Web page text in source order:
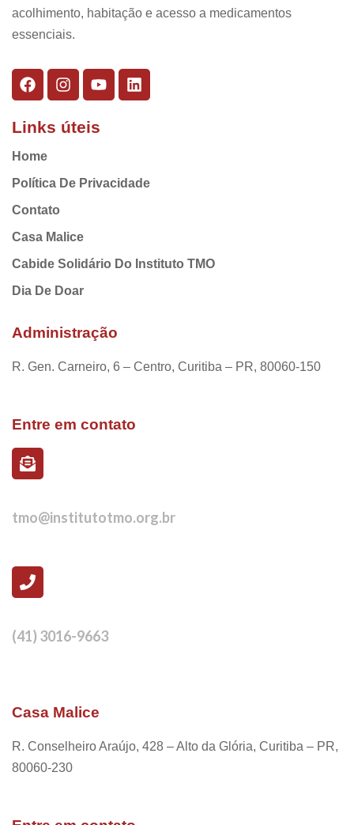
acolhimento, habitação e acesso a medicamentos
essenciais.
Links úteis
Home
Política De Privacidade
Contato
Casa Malice
Cabide Solidário Do Instituto TMO
Dia De Doar
Administração
R. Gen. Carneiro, 6 – Centro, Curitiba – PR, 80060-150
Entre em contato
tmo@institutotmo.org.br
(41) 3016-9663
Casa Malice
R. Conselheiro Araújo, 428 – Alto da Glória, Curitiba – PR,
80060-230